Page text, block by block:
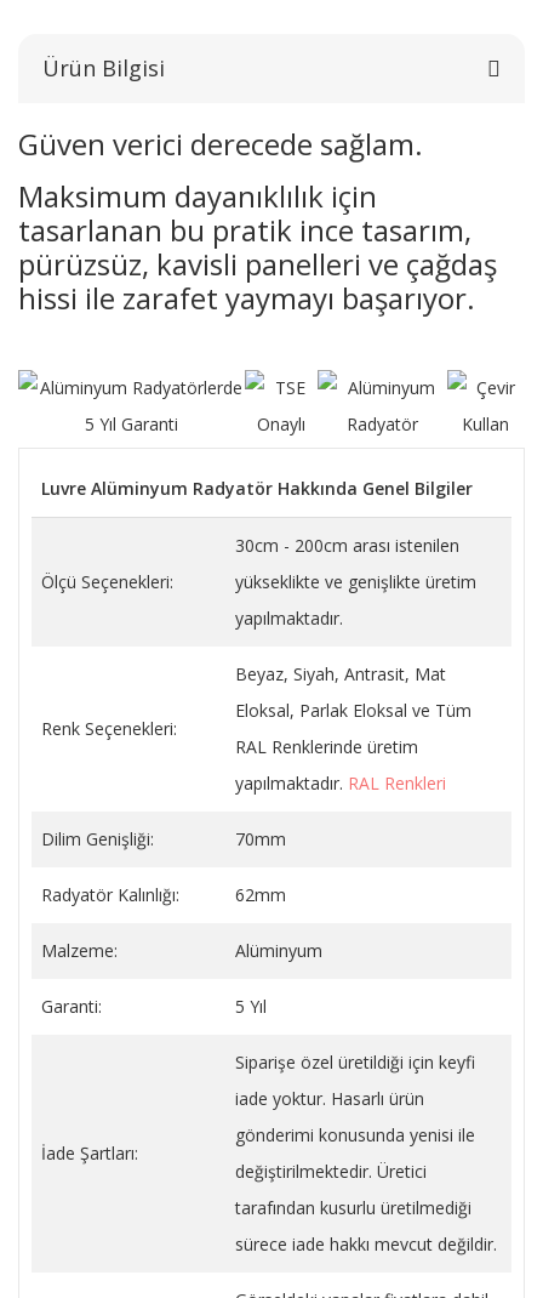
Ürün Bilgisi
Güven verici derecede sağlam.
Maksimum dayanıklılık için
tasarlanan bu pratik ince tasarım,
pürüzsüz, kavisli panelleri ve çağdaş
hissi ile zarafet yaymayı başarıyor.
Luvre Alüminyum Radyatör Hakkında Genel Bilgiler
Ölçü Seçenekleri:
30cm - 200cm arası istenilen
yükseklikte ve genişlikte üretim
yapılmaktadır.
Renk Seçenekleri:
Beyaz, Siyah, Antrasit, Mat
Eloksal, Parlak Eloksal ve Tüm
RAL Renklerinde üretim
yapılmaktadır. RAL Renkleri
Dilim Genişliği: 70mm
Radyatör Kalınlığı: 62mm
Malzeme: Alüminyum
Garanti: 5 Yıl
İade Şartları:
Siparişe özel üretildiği için keyfi
iade yoktur. Hasarlı ürün
gönderimi konusunda yenisi ile
değiştirilmektedir. Üretici
tarafından kusurlu üretilmediği
sürece iade hakkı mevcut değildir.